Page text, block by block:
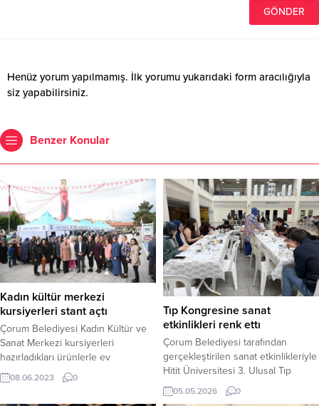
Henüz yorum yapılmamış. İlk yorumu yukarıdaki form aracılığıyla
siz yapabilirsiniz.
Benzer Konular
Kadın kültür merkezi
kursiyerleri stant açtı
Çorum Belediyesi Kadın Kültür ve
Sanat Merkezi kursiyerleri
hazırladıkları ürünlerle ev
ekonomisine katkı sağlıyor.
Kadınlar, el emeği ürünlerini Çorum
08.06.2023 0
Tıp Kongresine sanat
etkinlikleri renk ettı
Çorum Belediyesi tarafından
gerçekleştirilen sanat etkinlikleriyle
Hitit Üniversitesi 3. Ulusal Tıp
Öğrenci Kongresi’ne renk
katıldı.Hitit Üniversitesi 3. Ulusal Tıp
05.05.2026 0